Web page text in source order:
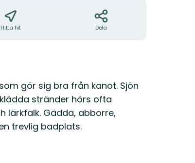
Hitta hit Dela
gör sig bra från kanot. Sjön
stränder hörs ofta
lärkfalk. Gädda, abborre,
trevlig badplats.